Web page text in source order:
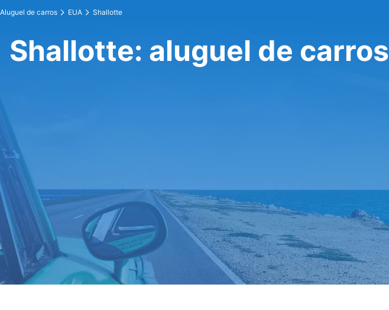
Aluguel de carros EUA Shallotte
Shallotte: aluguel de carros